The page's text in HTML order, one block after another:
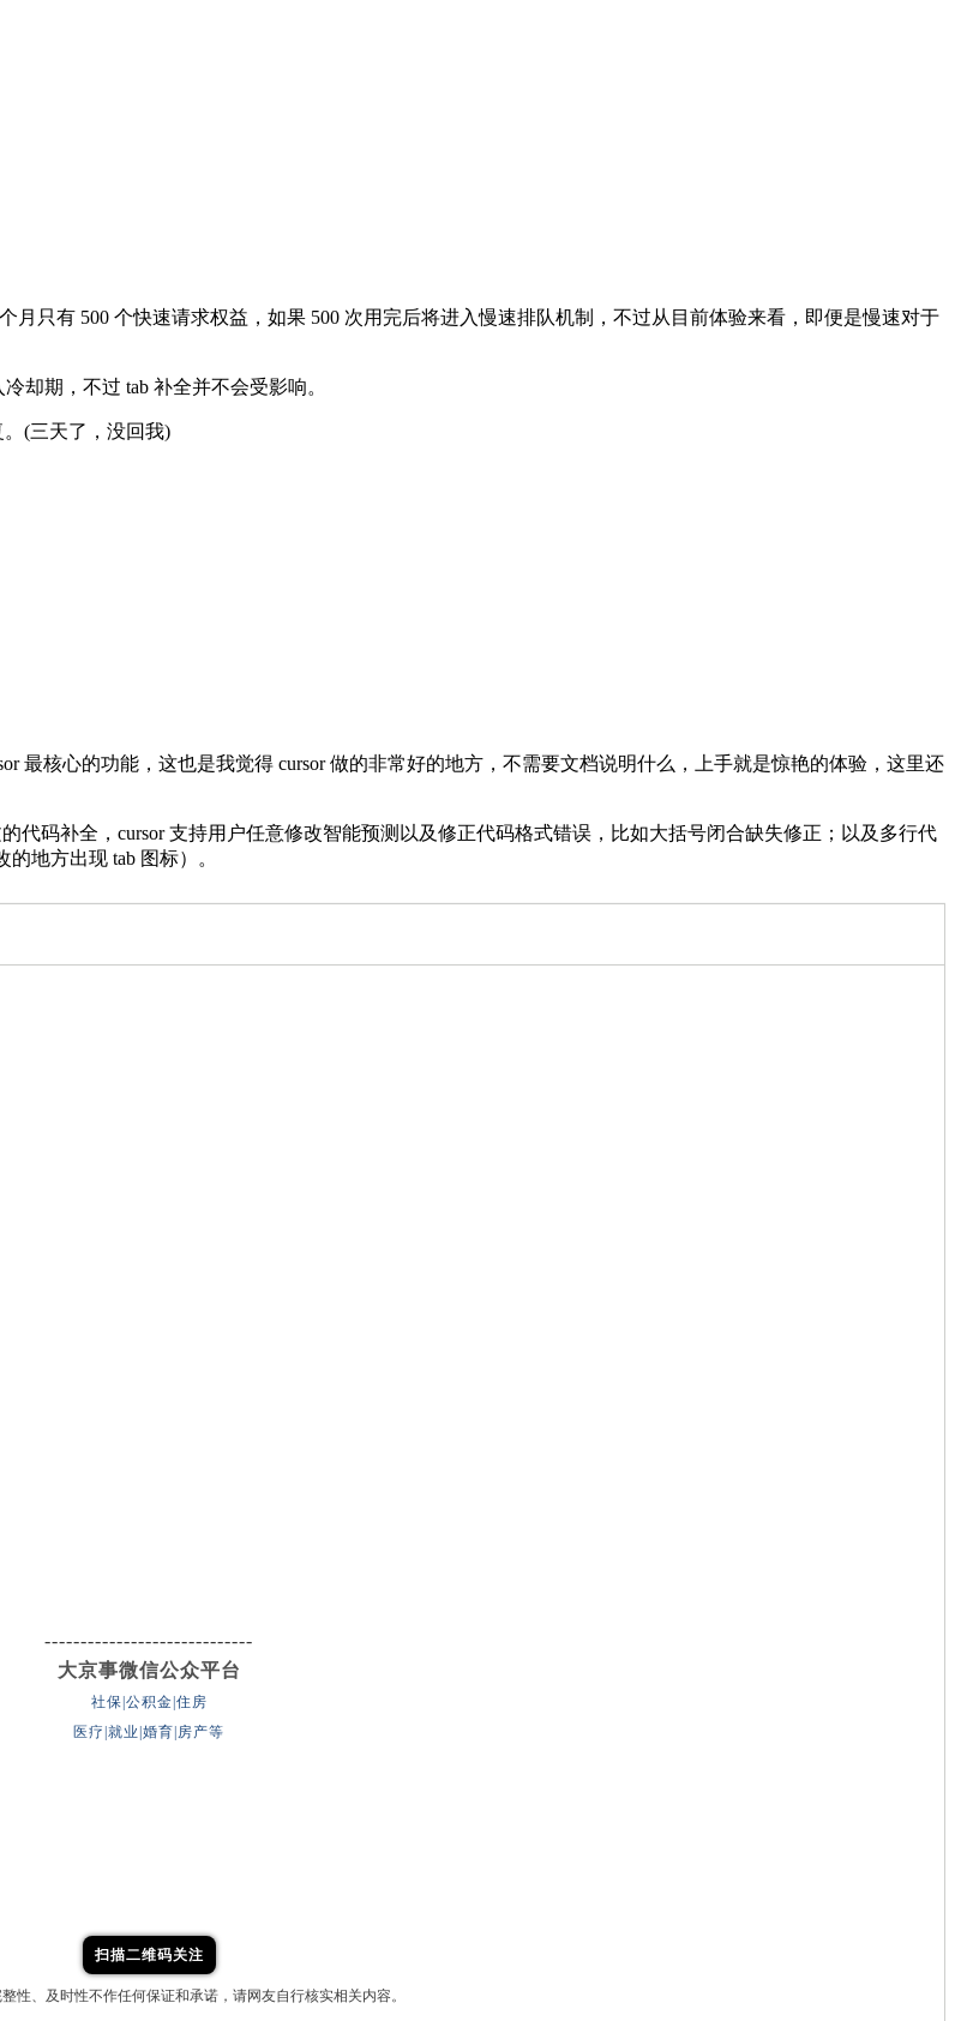
月只有 500 个快速请求权益，如果 500 次用完后将进入慢速排队机制，不过从目前体验来看，即便是慢速对于
却期，不过 tab 补全并不会受影响。
(三天了，没回我)
最核心的功能，这也是我觉得 cursor 做的非常好的地方，不需要文档说明什么，上手就是惊艳的体验，这里还
代码补全，cursor 支持用户任意修改智能预测以及修正代码格式错误，比如大括号闭合缺失修正；以及多行代
地方出现 tab 图标）。
-----------------------------
大京事微信公众平台
社保|公积金|住房
医疗|就业|婚育|房产等
扫描二维码关注
、及时性不作任何保证和承诺，请网友自行核实相关内容。